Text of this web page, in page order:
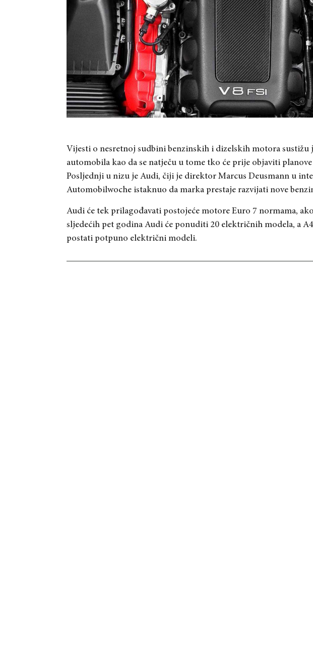
Vijesti o nesretnoj sudbini benzinskih i dizelskih motora sustižu
automobila kao da se natječu u tome tko će prije objaviti
Posljednji u nizu je Audi, čiji je direktor Marcus Deusmann u
Automobilwoche istaknuo da marka prestaje razvijati nove
Audi će tek prilagođavati postojeće motore Euro 7 normama,
sljedećih pet godina Audi će ponuditi 20 električnih modela, a
postati potpuno električni modeli.